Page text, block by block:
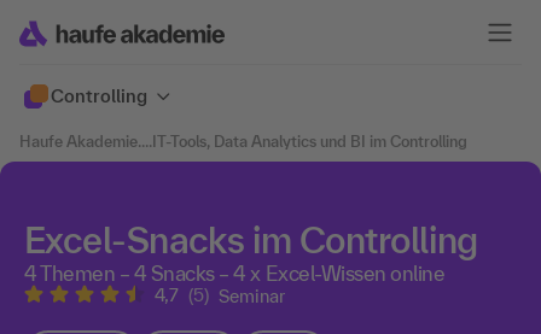
Controlling
Haufe Akademie....IT-Tools, Data Analytics und BI im Controlling
Excel-Snacks im Controlling
4 Themen – 4 Snacks – 4 x Excel-Wissen online
4,7 (5) Seminar